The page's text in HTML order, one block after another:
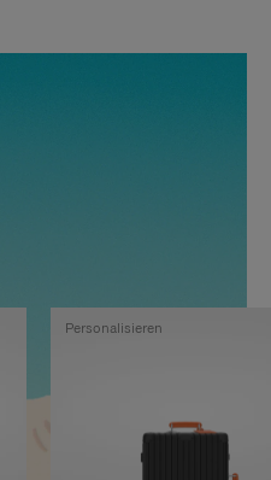
Personalisieren